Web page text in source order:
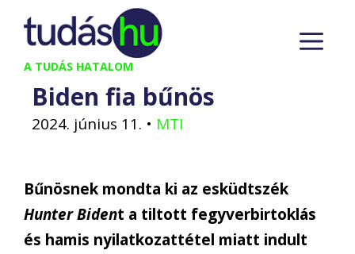
Kilépés
tartalomba
A TUDÁS HATALOM
Biden fia bűnös
2024. június 11. • MTI
Bűnösnek mondta ki az esküdtszék
Hunter Bident a tiltott fegyverbirtoklás
és hamis nyilatkozattétel miatt indult